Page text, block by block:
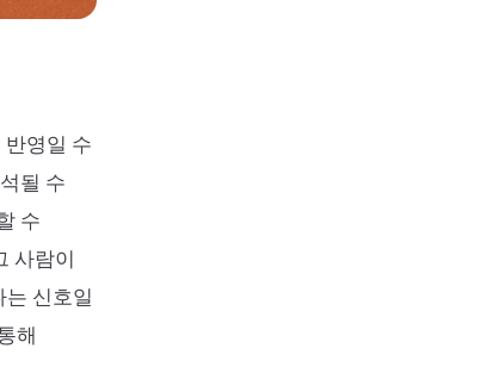
영일 수
될 수
수
사람이
신호일
해